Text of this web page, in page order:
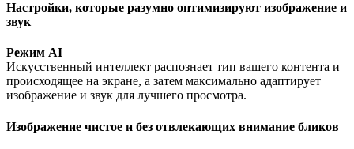
Настройки, которые разумно оптимизируют изображение и
звук
Режим AI
Искусственный интеллект распознает тип вашего контента и
происходящее на экране, а затем максимально адаптирует
изображение и звук для лучшего просмотра.
Изображение чистое и без отвлекающих внимание бликов